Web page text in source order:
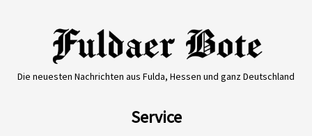
Die neuesten Nachrichten aus Fulda, Hessen und ganz Deutschland
Service